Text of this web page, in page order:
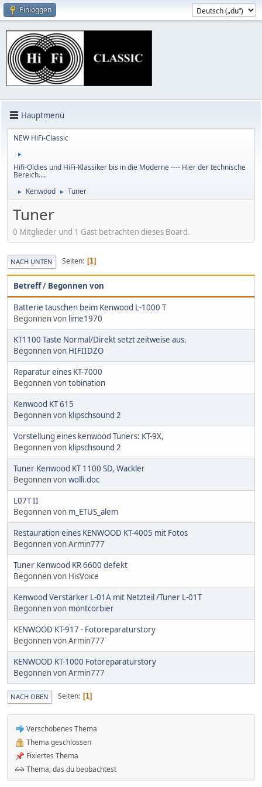
Einloggen
Hauptmenü
NEW HiFi-Classic
►
Hifi-Oldies und HiFi-Klassiker bis in die Moderne ---- Hier der technische
Bereich....
► Kenwood ► Tuner
Tuner
0 Mitglieder und 1 Gast betrachten dieses Board.
NACH UNTEN Seiten 1
Betreff/ Begonnen von
Batterie tauschen beim Kenwood L-1000 T
Begonnen von lime1970
KT1100 Taste Normal/Direkt setzt zeitweise aus.
Begonnen von HIFIIDZO
Reparatur eines KT-7000
Begonnen vontobination
Kenwood KT 615
Begonnen von klipschsound 2
Vorstellung eines kenwood Tuners: KT-9X,
Begonnen von klipschsound 2
Tuner Kenwood KT 1100 SD, Wackler
Begonnen vonwolli.doc
L07T II
Begonnen von m_ETUS_alem
Restauration eines KENWOOD KT-4005 mit Fotos
Begonnen von Armin777
Tuner Kenwood KR 6600 defekt
Begonnen von HisVoice
Kenwood Verstärker L-01A mit Netzteil /Tuner L-01T
Begonnen von montcorbier
KENWOOD KT-917 - Fotoreparaturstory
Begonnen von Armin777
KENWOOD KT-1000 Fotoreparaturstory
Begonnen von Armin777
NACH OBEN Seiten 1
Verschobenes Thema
Thema geschlossen
Fixiertes Thema
Thema, das du beobachtest